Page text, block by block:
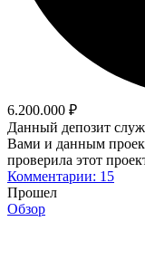
6.200.000 ₽
Данный депозит
Вами и данным
проверила этот
Комментарии: 15
Прошел
Обзор